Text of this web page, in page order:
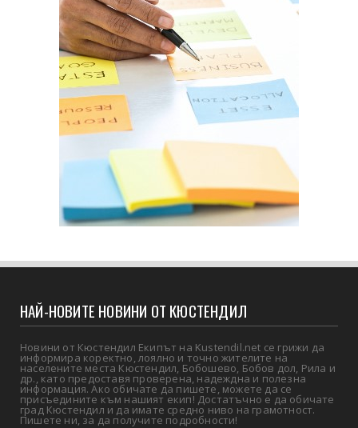
НАЙ-НОВИТЕ НОВИНИ ОТ КЮСТЕНДИЛ
Новини от Кюстендил Екипът на Kustendil.net се грижи да
информира коректно, лоялно и точно жителите на
населените места Кюстендил, Бобошево, Бобов дол, Рила и
др., като предоставя проверена, надеждна и полезна
информация. Ако обичате да пишете, можете да се
присъедините към нашият екип! Достатъчно е да обичате
град Кюстендил и да имате средно ниво на грамотност.
Пишете ни, за да получите подробности!